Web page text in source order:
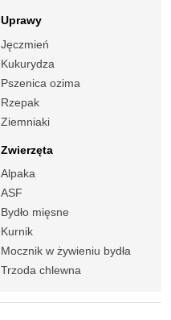
Uprawy
Jęczmień
Kukurydza
Pszenica ozima
Rzepak
Ziemniaki
Zwierzęta
Alpaka
ASF
Bydło mięsne
Kurnik
Mocznik w żywieniu bydła
Trzoda chlewna